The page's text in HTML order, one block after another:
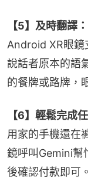
【5】及時翻譯：
Android XR眼鏡
說話者原本的語
的餐牌或路牌，
【6】輕鬆完成
用家的手機還在
鏡呼叫Gemini幫
後確認付款即可。